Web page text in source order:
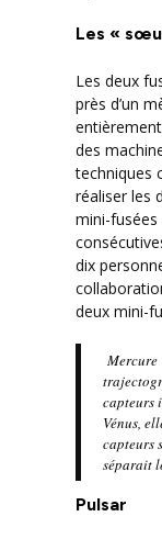
Les «
Les deux
près d’un
des
techniques
réaliser les
mini-fusées
dix
deux mini-
Mercure
capteurs
Vénus,
capteurs
séparait
Pulsar